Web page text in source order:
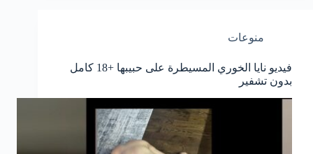
منوعات
فيديو نايا الخوري المسيطرة على حبيبها +18 كامل
بدون تشفير